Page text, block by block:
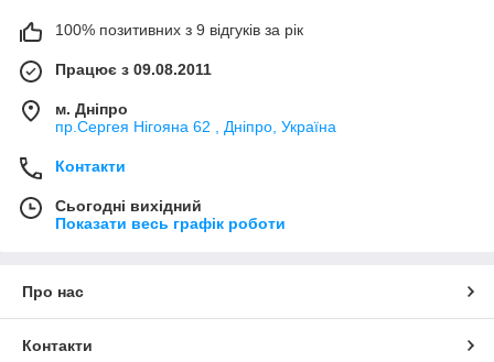
100% позитивних з 9 відгуків за рік
Працює з 09.08.2011
м. Дніпро
пр.Сергея Нігояна 62 , Дніпро, Україна
Контакти
Сьогодні вихідний
Показати весь графік роботи
Про нас
Контакти